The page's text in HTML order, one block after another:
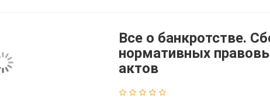
Все о банкротстве.
нормативных
актов